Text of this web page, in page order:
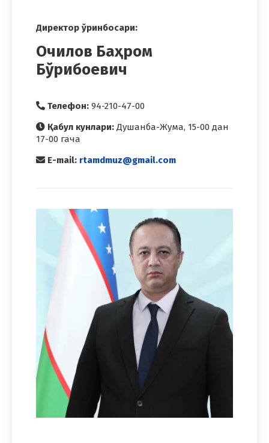
Директор ўринбосари:
Очилов Баҳром
Бўрибоевич
Телефон: 94-210-47-00
Қабул кунлари: Душанба-Жума, 15-00 дан
17-00 гача
E-mail: rtamdmuz@gmail.com